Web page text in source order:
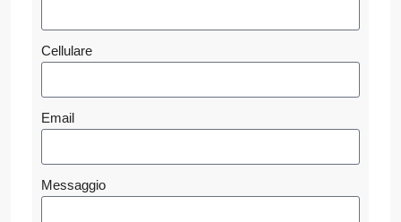
Cellulare
Email
Messaggio